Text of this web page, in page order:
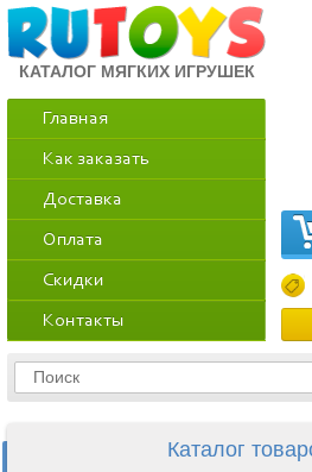
КАТАЛОГ МЯГКИХ ИГРУШЕК
Главная
Как заказать
Доставка
Оплата
Скидки
Контакты
Каталог